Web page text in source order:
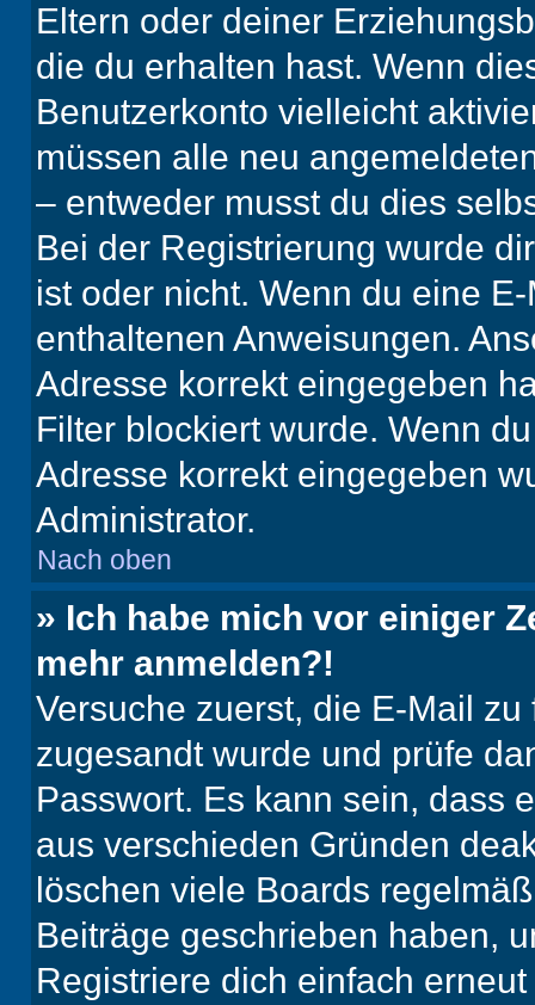
Eltern oder deiner
die du erhalten hast. Wenn
Benutzerkonto vielleicht
müssen alle neu
– entweder musst du dies
Bei der Registrierung wurde
ist oder nicht. Wenn du eine
enthaltenen Anweisungen.
Adresse korrekt eingegeben
Filter blockiert wurde. Wenn
Adresse korrekt eingegeben
Administrator.
Nach oben
» Ich habe mich vor einiger
mehr anmelden?!
Versuche zuerst, die E-Mail
zugesandt wurde und prüfe
Passwort. Es kann sein, dass
aus verschieden Gründen
löschen viele Boards
Beiträge geschrieben haben,
Registriere dich einfach